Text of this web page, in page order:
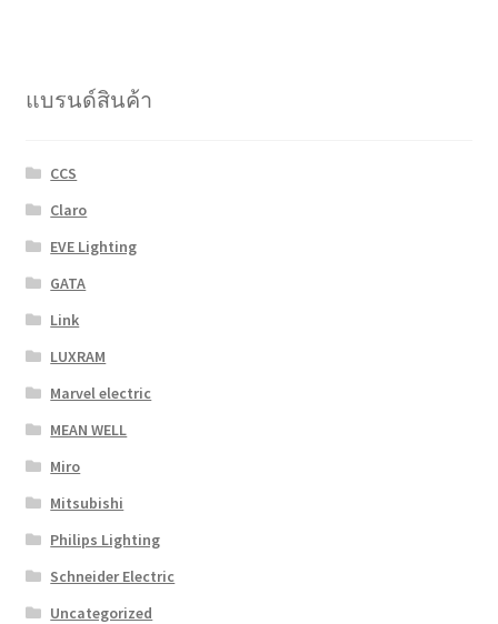
แบรนด์สินค้า
CCS
Claro
EVE Lighting
GATA
Link
LUXRAM
Marvel electric
MEAN WELL
Miro
Mitsubishi
Philips Lighting
Schneider Electric
Uncategorized